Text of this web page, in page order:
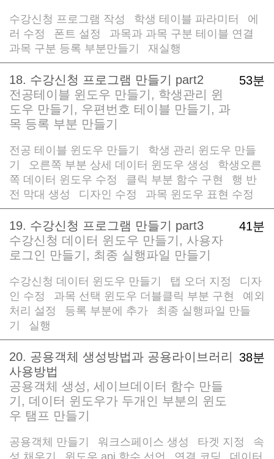
수강신청 프로그램 작성 학생 테이블 파라미터
에
러 수정
폰트 설정 과목과 과목 구분 테이블 연결
과목 구분 등록 부분만들기 재실행
53분
18. 수강신청 프로그램 만들기 part2
전공테이블 윈도우 만들기, 학생관리 윈
도우 만들기, 우편번호 테이블 만들기, 과
목 등록 부분 만들기
전공 테이블 윈도우 만들기
학생 관리 윈도우 만들
기
오른쪽 부분 상세 데이터 윈도우 생성
학생오른
쪽 데이터 윈도우 수정
클릭 부분 함수 구현
행 반
전 막대 생성
디자인 수정 과목 윈도우 표현 수정
41분
19. 수강신청 프로그램 만들기 part3
수강신청 데이터 윈도우 만들기, 사용자
로그인 만들기, 최종 실행파일 만들기
수강신청 데이터 윈도우 만들기 탭 오더 지정
디자
인 수정
과목 선택 윈도우 더블클릭 부분 구현
예외
처리 설정
등록 부분에 추가
최종 실행파일 만들
기
실행
38분
20. 공용객체 생성방법과 공용라이브러리
사용방법
공용객체 생성, 세이브데이터 함수 만들
기, 데이터 윈도우가 두개인 부분의 윈도
우 탬프 만들기
공용객체 만들기 워크스페이스 생성 타겟 지정
속
성 채우기
윈도우 api 함수 선언 연결 코딩 데이터